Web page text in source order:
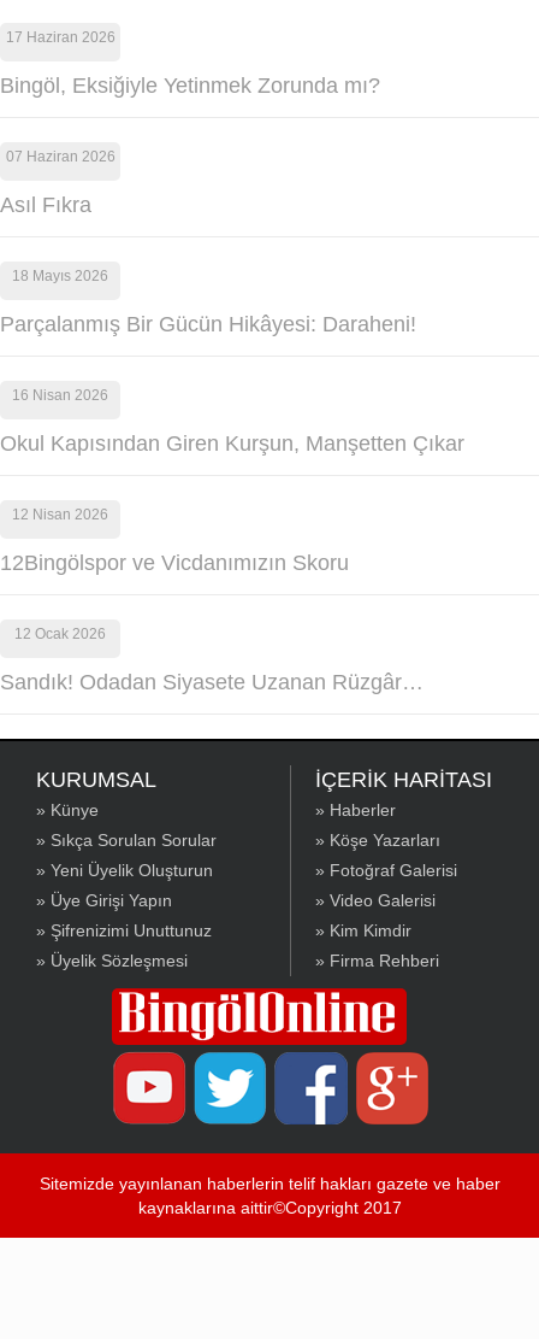
17 Haziran 2026
Bingöl, Eksiğiyle Yetinmek Zorunda mı?
07 Haziran 2026
Asıl Fıkra
18 Mayıs 2026
Parçalanmış Bir Gücün Hikâyesi: Daraheni!
16 Nisan 2026
Okul Kapısından Giren Kurşun, Manşetten Çıkar
12 Nisan 2026
12Bingölspor ve Vicdanımızın Skoru
12 Ocak 2026
Sandık! Odadan Siyasete Uzanan Rüzgâr…
KURUMSAL
» Künye
» Sıkça Sorulan Sorular
» Yeni Üyelik Oluşturun
» Üye Girişi Yapın
» Şifrenizimi Unuttunuz
» Üyelik Sözleşmesi
İÇERİK HARİTASI
» Haberler
» Köşe Yazarları
» Fotoğraf Galerisi
» Video Galerisi
» Kim Kimdir
» Firma Rehberi
Sitemizde yayınlanan haberlerin telif hakları gazete ve haber
kaynaklarına aittir©Copyright 2017